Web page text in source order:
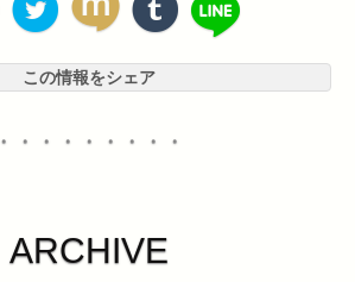
この情報をシェア
・・・・・・・・・
ARCHIVE